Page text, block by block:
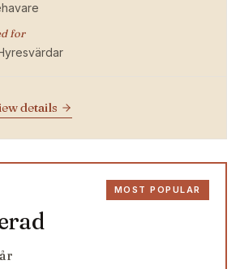
for
details
MOST POPULAR